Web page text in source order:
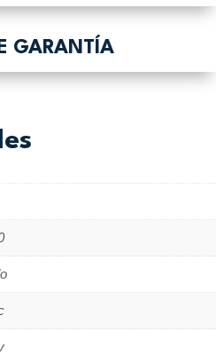
GARANTÍA